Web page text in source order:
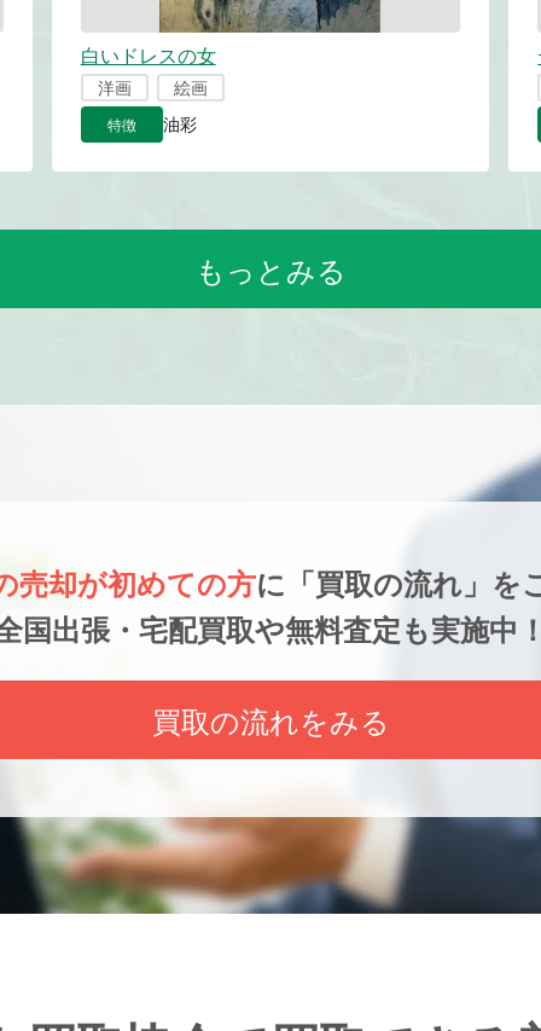
白いドレスの女
洋画 絵画
特徴 油彩
もっとみる
売却が初めての方に 「買取の流れ」を
国出張・宅配買取や無料査定も実施中
買取の流れをみる